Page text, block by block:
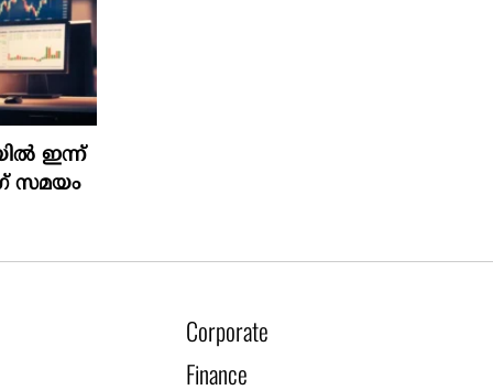
ഇന്ന്
സമയം
Corporate
Finance